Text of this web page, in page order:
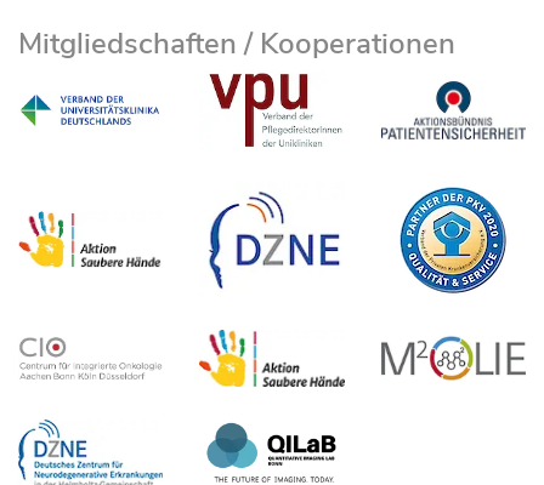
Mitgliedschaften / Kooperationen